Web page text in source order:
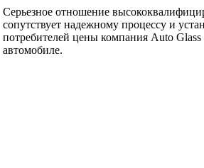
Серьезное отношение
сопутствует надежному процессу и
потребителей цены компания Auto
автомобиле.